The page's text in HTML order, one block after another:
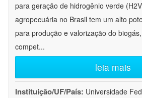
para geração de hidrogênio verde
agropecuária no Brasil tem um alto
para produção e valorização do
compet...
leia mais
Instituição/UF/País: Universidade